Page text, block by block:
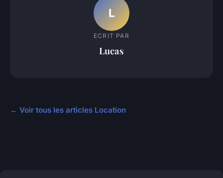
L
ECRIT PAR
Lucas
← Voir tous les articles Location